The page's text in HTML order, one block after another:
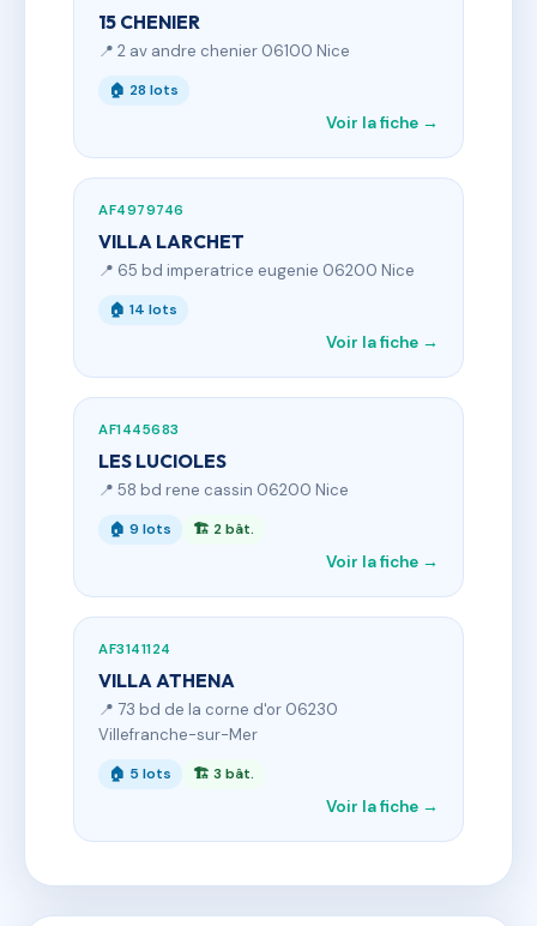
15 CHENIER
📍 2 av andre chenier 06100 Nice
🏠 28 lots
Voir la fiche →
AF4979746
VILLA LARCHET
📍 65 bd imperatrice eugenie 06200 Nice
🏠 14 lots
Voir la fiche →
AF1445683
LES LUCIOLES
📍 58 bd rene cassin 06200 Nice
🏠 9 lots 🏗 2 bât.
Voir la fiche →
AF3141124
VILLA ATHENA
📍 73 bd de la corne d'or 06230
Villefranche-sur-Mer
🏠 5 lots 🏗 3 bât.
Voir la fiche →